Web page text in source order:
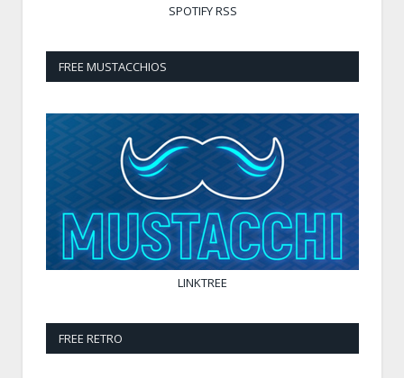
SPOTIFYRSS
FREE MUSTACCHIOS
LINKTREE
FREE RETRO